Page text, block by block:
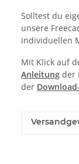
Solltest du
unsere
individuellen
Mit Klick auf
Anleitung der
der